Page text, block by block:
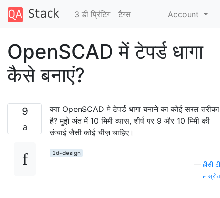
3 डी प्रिंटिग टैग्‍स Account
OpenSCAD में टेपर्ड धागा
कैसे बनाएं?
9
क्या OpenSCAD में टेपर्ड धागा बनाने का कोई सरल तरीका
है? मुझे अंत में 10 मिमी व्यास, शीर्ष पर 9 और 10 मिमी की
ऊंचाई जैसी कोई चीज़ चाहिए।
3d-design
—हीसी टी
स्रोत